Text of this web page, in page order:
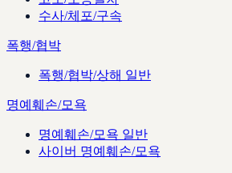
수사/체포/구속
폭행/협박
폭행/협박/상해 일반
명예훼손/모욕
명예훼손/모욕 일반
사이버 명예훼손/모욕